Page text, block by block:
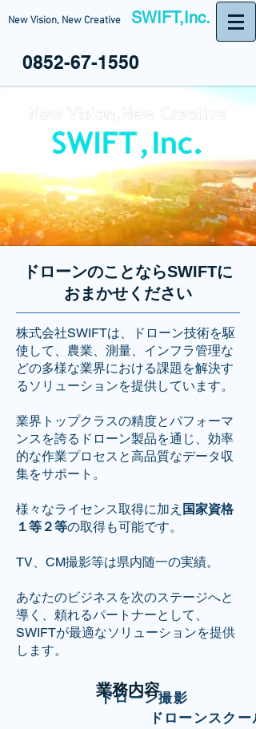
New Vision, New Creative SWIFT,Inc.
0852-67-1550
ドローンのことならSWIFTに
おまかせください
株式会社SWIFTは、ドローン技術を駆
使して、農業、測量、インフラ管理な
どの多様な業界における課題を解決す
るソリューションを提供しています。
業界トップクラスの精度とパフォーマ
ンスを誇るドローン製品を通じ、効率
的な作業プロセスと高品質なデータ収
集をサポート。
様々なライセンス取得に加え 国家資格
１等２等の取得も可能です。
​TV、CM撮影等は県内随一の実績。
あなたのビジネスを次のステージへと
導く、頼れるパートナーとして、
SWIFTが最適なソリューションを提供
します。
業務内容
ドローン撮影
ドローンスクー